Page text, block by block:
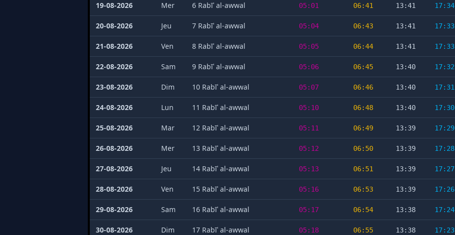
19-08-2026 Mer 6 Rabīʿ al-awwal 05:01 06:41 13:41 17:34
20-08-2026 Jeu 7 Rabīʿ al-awwal 05:04 06:43 13:41 17:33
21-08-2026 Ven 8 Rabīʿ al-awwal 05:05 06:44 13:41 17:33
22-08-2026 Sam 9 Rabīʿ al-awwal 05:06 06:45 13:40 17:32
23-08-2026 Dim 10 Rabīʿ al-awwal 05:07 06:46 13:40 17:31
24-08-2026 Lun 11 Rabīʿ al-awwal 05:10 06:48 13:40 17:30
25-08-2026 Mar 12 Rabīʿ al-awwal 05:11 06:49 13:39 17:29
26-08-2026 Mer 13 Rabīʿ al-awwal 05:12 06:50 13:39 17:28
27-08-2026 Jeu 14 Rabīʿ al-awwal 05:13 06:51 13:39 17:27
28-08-2026 Ven 15 Rabīʿ al-awwal 05:16 06:53 13:39 17:26
29-08-2026 Sam 16 Rabīʿ al-awwal 05:17 06:54 13:38 17:24
30-08-2026 Dim 17 Rabīʿ al-awwal 05:18 06:55 13:38 17:23